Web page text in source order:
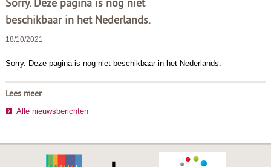
Sorry. Deze pagina is nog niet
beschikbaar in het Nederlands.
18/10/2021
Sorry. Deze pagina is nog niet beschikbaar in het Nederlands.
Lees meer
Alle nieuwsberichten